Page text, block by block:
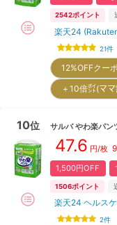
2542ポイント
楽天24
21件
12%OFFクー
＋10倍㌽(マ
10位 サルバ やわ楽パン
47.6 円/枚
1,500円OFF
1506ポイント
楽天24 ヘルス
2件